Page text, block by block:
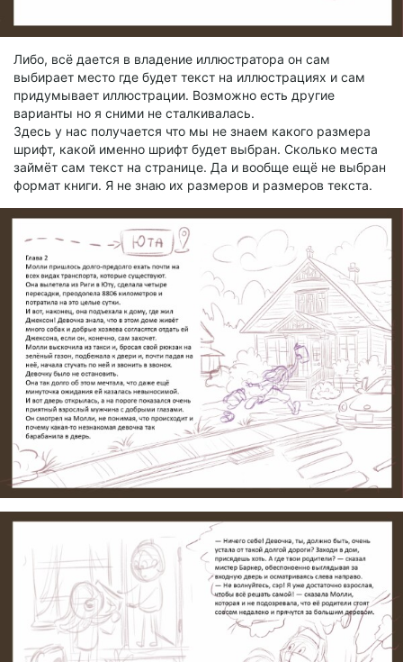
Либо, всё дается в владение иллюстратора он сам
выбирает место где будет текст на иллюстрациях и сам
придумывает иллюстрации. Возможно есть другие
варианты но я сними не сталкивалась.
Здесь у нас получается что мы не знаем какого размера
шрифт, какой именно шрифт будет выбран. Сколько места
займёт сам текст на странице. Да и вообще ещё не выбран
формат книги. Я не знаю их размеров и размеров текста.